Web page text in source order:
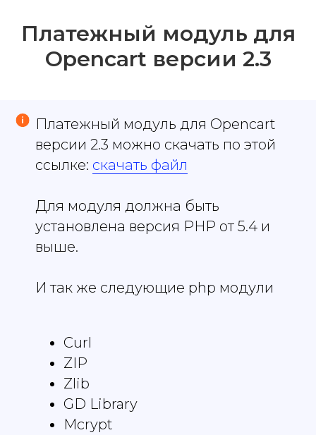
Платежный модуль для
Opencart версии 2.3
Платежный модуль для Opencart
версии 2.3 можно скачать по этой
ссылке: скачать файл
Для модуля должна быть
установлена версия PHP от 5.4 и
выше.
И так же следующие php модули
Curl
ZIP
Zlib
GD Library
Mcrypt